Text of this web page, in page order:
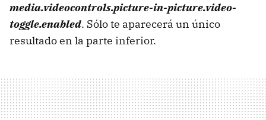
media.videocontrols.picture-in-picture.video-
toggle.enabled. Sólo te aparecerá un único
resultado en la parte inferior.